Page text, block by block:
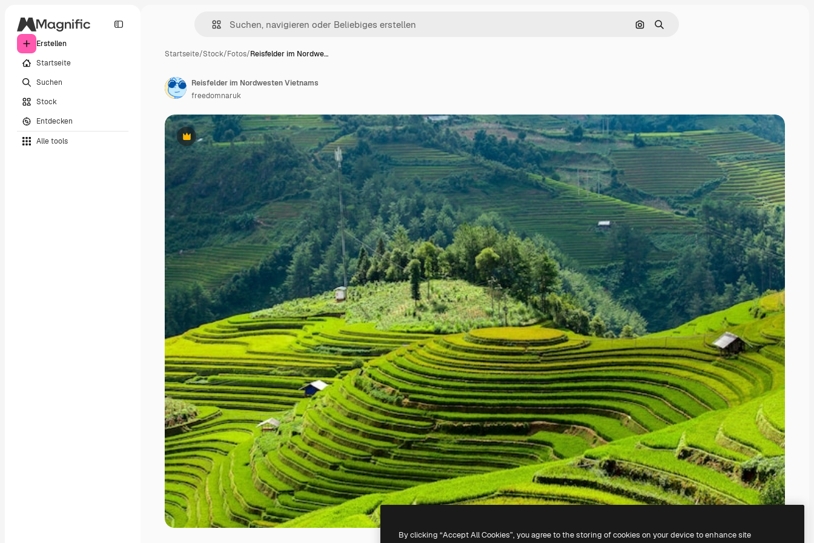
Erstellen
Startseite
Suchen
Stock
Entdecken
Alle tools
Nach Bild suchen
Suchen
Startseite/Stock/Fotos/Reisfelder im Nordwe…
Premium
Reisfelder im Nordwesten Vietnams
freedomnaruk
By clicking “Accept All Cookies”, you agree to the storing of cookies on your device to enhance site